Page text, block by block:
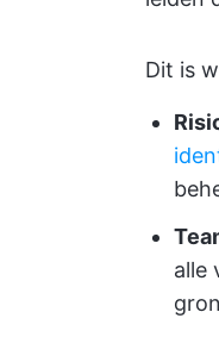
Dit is
alle